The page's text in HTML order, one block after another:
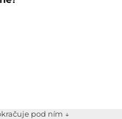
pod ním ↓